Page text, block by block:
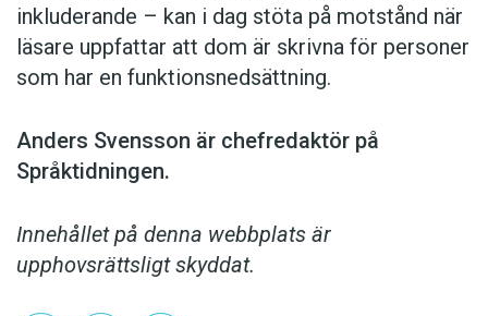
inkluderande – kan i dag stöta på motstånd när
läsare uppfattar att dom är skrivna för personer
som har en funktionsnedsättning.
Anders Svensson är chefredaktör på
Språktidningen.
Innehållet på denna webbplats är
upphovsrättsligt skyddat.